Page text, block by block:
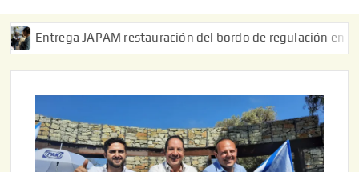
JAPAM restauración del bordo de regulación en el Ejido